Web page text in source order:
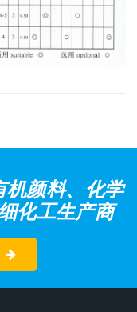
机颜料、化学
化工生产商